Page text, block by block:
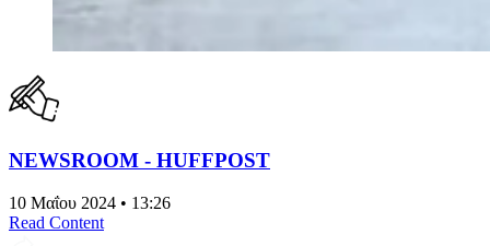
NEWSROOM - HUFFPOST
10 Μαΐου 2024 • 13:26
Read Content